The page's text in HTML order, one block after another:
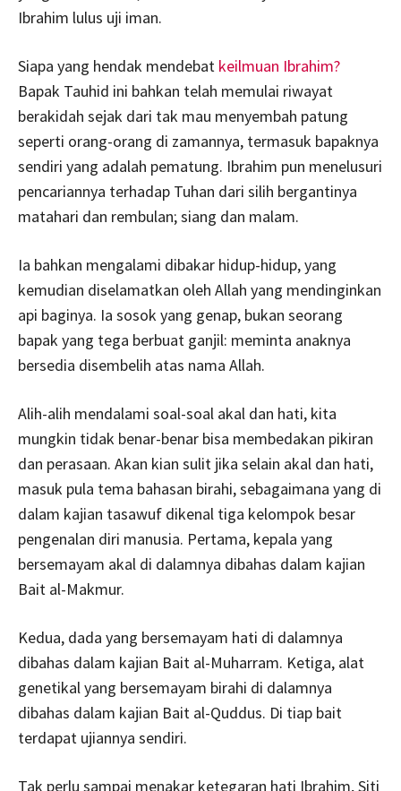
Ibrahim lulus uji iman.
Siapa yang hendak mendebat keilmuan Ibrahim?
Bapak Tauhid ini bahkan telah memulai riwayat
berakidah sejak dari tak mau menyembah patung
seperti orang-orang di zamannya, termasuk bapaknya
sendiri yang adalah pematung. Ibrahim pun menelusuri
pencariannya terhadap Tuhan dari silih bergantinya
matahari dan rembulan; siang dan malam.
Ia bahkan mengalami dibakar hidup-hidup, yang
kemudian diselamatkan oleh Allah yang mendinginkan
api baginya. Ia sosok yang genap, bukan seorang
bapak yang tega berbuat ganjil: meminta anaknya
bersedia disembelih atas nama Allah.
Alih-alih mendalami soal-soal akal dan hati, kita
mungkin tidak benar-benar bisa membedakan pikiran
dan perasaan. Akan kian sulit jika selain akal dan hati,
masuk pula tema bahasan birahi, sebagaimana yang di
dalam kajian tasawuf dikenal tiga kelompok besar
pengenalan diri manusia. Pertama, kepala yang
bersemayam akal di dalamnya dibahas dalam kajian
Bait al-Makmur.
Kedua, dada yang bersemayam hati di dalamnya
dibahas dalam kajian Bait al-Muharram. Ketiga, alat
genetikal yang bersemayam birahi di dalamnya
dibahas dalam kajian Bait al-Quddus. Di tiap bait
terdapat ujiannya sendiri.
Tak perlu sampai menakar ketegaran hati Ibrahim, Siti